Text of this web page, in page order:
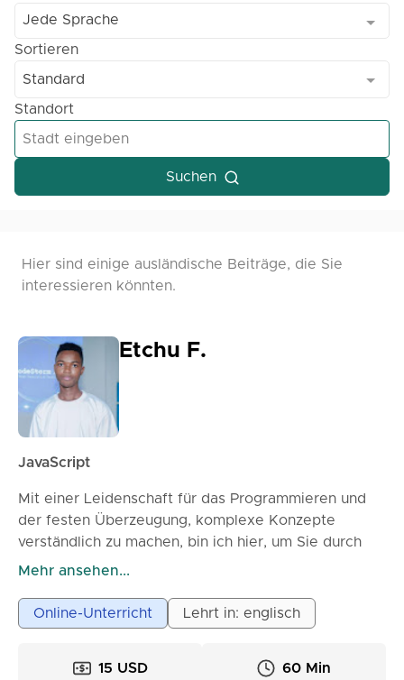
Jede Sprache
Sortieren
Standard
Standort
Suchen
Hier sind einige ausländische Beiträge, die Sie
interessieren könnten.
Etchu F.
JavaScript
Mit einer Leidenschaft für das Programmieren und
der festen Überzeugung, komplexe Konzepte
verständlich zu machen, bin ich hier, um Sie durch
die spannende Welt von JavaScript zu führen. Ob
oder Ihr bestehendes Wissen vertiefen möchten, ich
werde Ihnen klare Erklärungen, praktische Beispiele
essenzielle Sprache zu meistern.
Mehr ansehen...
Online-Unterricht Lehrt in: englisch
15 USD 60 Min